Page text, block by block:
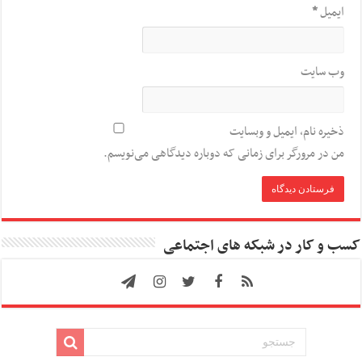
ایمیل*
وب‌ سایت
ذخیره نام، ایمیل و وبسایت
من در مرورگر برای زمانی که دوباره دیدگاهی می‌نویسم.
کسب و کار در شبکه های اجتماعی